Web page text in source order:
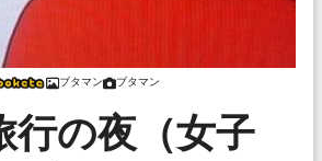
ブタマン ブタマン
行の夜（女子